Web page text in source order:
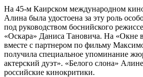
На 45-м Каирском международном
Алина была удостоена за эту роль
под руководством боснийского
«Оскара» Даниса Тановича. На «Окне
вместе с партнером по фильму
получила специальное упоминание
актерский дуэт». «Белого слона»
российские кинокритики.